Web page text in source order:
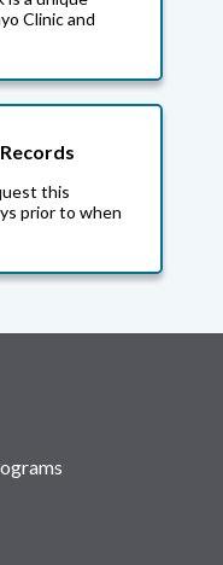
Clinic and
this
prior to when